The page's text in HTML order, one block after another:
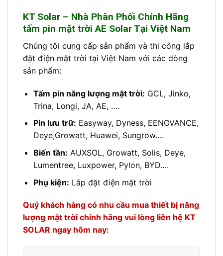
KT Solar – Nhà Phân Phối Chính Hãng
tấm pin mặt trời AE Solar Tại Việt Nam
Chúng tôi cung cấp sản phẩm và thi công lắp
đặt điện mặt trời tại Việt Nam với các dòng
sản phẩm:
Tấm pin năng lượng mặt trời: GCL, Jinko,
Trina, Longi, JA, AE, ….
Pin lưu trữ: Easyway, Dyness, EENOVANCE,
Deye,Growatt, Huawei, Sungrow….
Biến tần: AUXSOL, Growatt, Solis, Deye,
Lumentree, Luxpower, Pylon, BYD….
Phụ kiện: Lắp đặt điện mặt trời
Quý khách hàng có nhu cầu mua thiết bị năng
lượng mặt trời chính hãng vui lòng liên hệ KT
SOLAR ngay hôm nay: